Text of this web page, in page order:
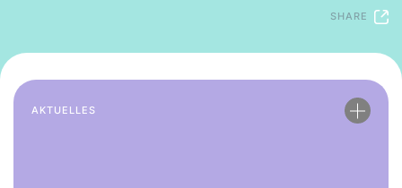
SHARE
AKTUELLES